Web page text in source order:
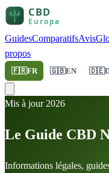
GuidesComparatifsAvis
propos
🇫🇷FR 🇬🇧EN 🇩🇪
Mis à jour 2026
Le Guide CBD
Informations légales,